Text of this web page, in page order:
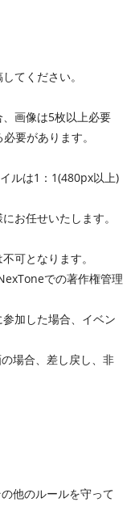
てください。
画像は5枚以上必要
要があります。
ルは1：1(480px以上)
お任せいたします。
可となります。
での著作権管理
加した場合、イベン
場合、差し戻し、非
他のルールを守って